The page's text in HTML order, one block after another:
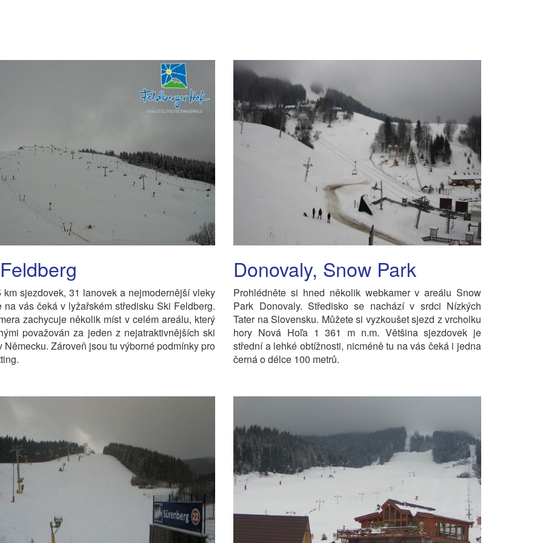
km sjezdovek, 31 lanovek a nejmodernější vleky
na vás čeká v lyžařském středisku Ski Feldberg.
zachycuje několik míst v celém areálu, který
považován za jeden z nejatraktivnějších ski
Německu. Zároveň jsou tu výborné podmínky pro
Donovaly, Snow Park
Prohlédněte si hned několik webkamer v areálu Snow
Park Donovaly. Středisko se nachází v srdci Nízkých
Tater na Slovensku. Můžete si vyzkoušet sjezd z vrcholku
hory Nová Hoľa 1 361 m n.m. Většina sjezdovek je
střední a lehké obtížnosti, nicméně tu na vás čeká i jedna
černá o délce 100 metrů.